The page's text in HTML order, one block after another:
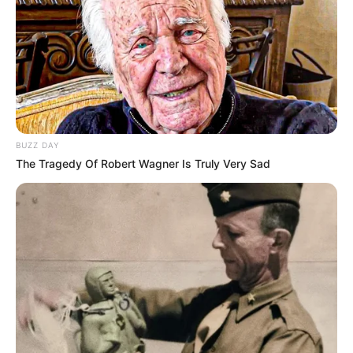
Teniszpálya egy szigorúan szabályozott területen
A megadott információk szerint a terület
BUZZ DAY
The Tragedy Of Robert Wagner Is Truly Very Sad